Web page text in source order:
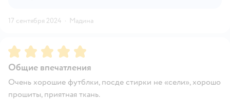
17 сентября 2024 · Мадина
Рейтинг:5
Общие впечатления
Очень хорошие футблки, посде стирки не «сели», хорошо
прошиты, приятная ткань.